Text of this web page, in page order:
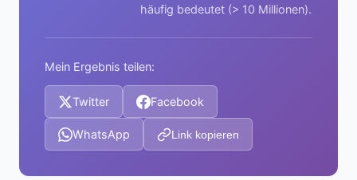
häufig bedeutet (> 10 Millionen).
Mein Ergebnis teilen:
Twitter Facebook
WhatsApp Link kopieren